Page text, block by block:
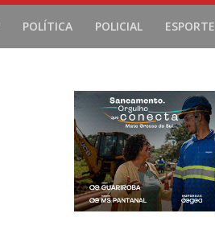
POLÍTICA POLICIAL ESPORTE